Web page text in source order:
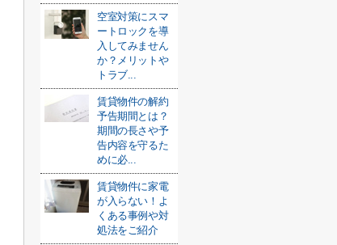
空室対策にスマ
ートロックを導
入してみません
か？メリットや
トラブ...
賃貸物件の解約
予告期間とは？
期間の長さや予
告内容を守るた
めに必...
賃貸物件に家電
が入らない！よ
くある事例や対
処法をご紹介